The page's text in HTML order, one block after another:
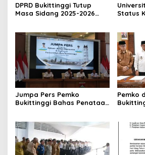
DPRD Bukittinggi Tutup
Masa Sidang 2025-2026
Beri Apresiasi
Status
Nomor
Jumpa Pers Pemko
Bukittinggi Bahas Penataan
Pemko
2026